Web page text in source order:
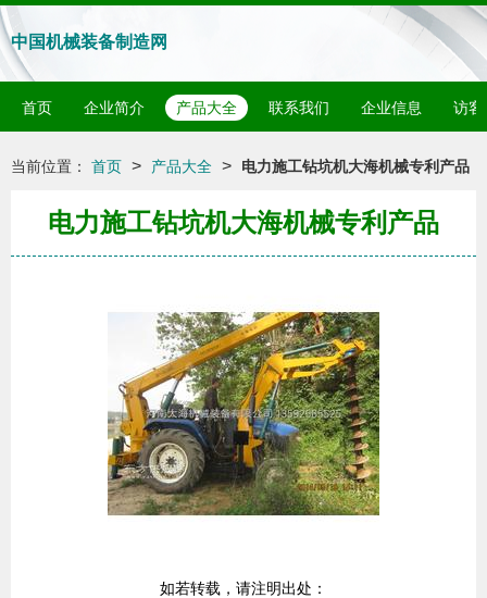
中国机械装备制造网
首页 企业简介 产品大全 联系我们 企业信息 访客
当前位置： 首页 > 产品大全 > 电力施工钻坑机大海机械专利产品
电力施工钻坑机大海机械专利产品
如若转载，请注明出处：